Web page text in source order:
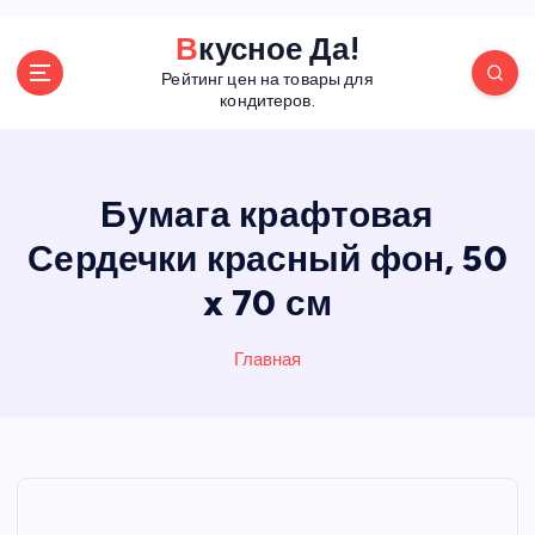
Вкусное Да!
Рейтинг цен на товары для
кондитеров.
Бумага крафтовая
Сердечки красный фон, 50
x 70 см
Главная